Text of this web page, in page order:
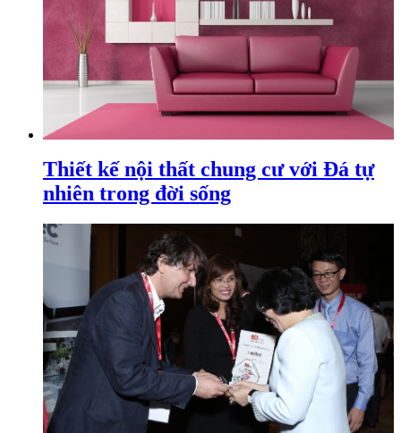
Thiết kế nội thất chung cư với Đá tự
nhiên trong đời sống